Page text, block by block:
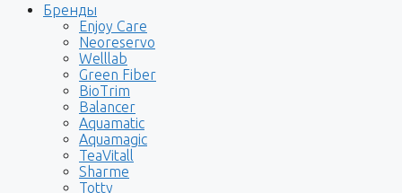
Бренды
Enjoy Care
Neoreservo
Welllab
Green Fiber
BioTrim
Balancer
Aquamatic
Aquamagic
TeaVitall
Sharme
Totty